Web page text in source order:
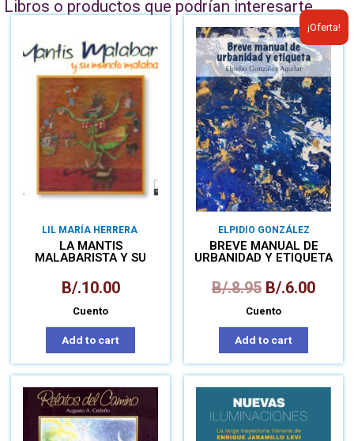
Libros o productos que podrían interesarte
LIL MARÍA HERRERA
LA MANTIS
MALABARISTA Y SU
MALABARILLOSO
B/.10.00
Cuento
Add to cart
¡Oferta!
ELPIDIO GONZÁLEZ
BREVE MANUAL DE
URBANIDAD Y ETIQUETA
B/.8.95 B/.6.00
Cuento
Add to cart